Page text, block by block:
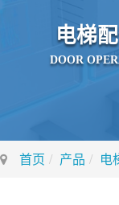
电梯配
DOOR OPER
首页 产品 电